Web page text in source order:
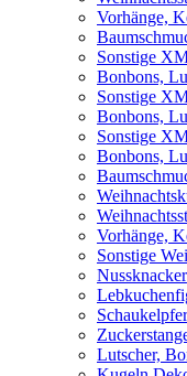
Vorhänge,
Sonstige
Bonbons,
Sonstige
Bonbons,
Sonstige
Bonbons,
Vorhänge,
Sonstige
Nussknacker
Lutscher,